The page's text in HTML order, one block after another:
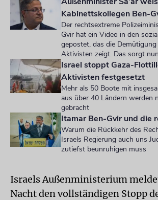
Kabinettskollegen Ben-
Der rechtsextreme
Gvir hat ein Video in den
gepostet, das die
Aktivisten zeigt. Das sorgt
Israel stoppt Gaza-
Aktivisten festgesetzt
Mehr als 50 Boote mit
aus über 40 Ländern werden
gebracht
Itamar Ben-Gvir und die
Warum die Rückkehr des
Israels Regierung auch uns
zutiefst beunruhigen muss
Israels Außenministerium
Nacht den vollständigen Stopp